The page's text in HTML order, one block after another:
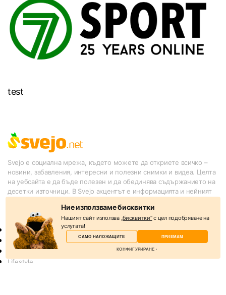
test
Svejo е социална мрежа, където можете да откриете всичко –
новини, забавления, интересни и полезни снимки и видеа. Целта
на уебсайта е да бъде полезен и да обединява съдържанието на
десетки източници. В Svejo акцентът е информацията и нейният
КАТЕГОРИИ
Новини
Слухове
Спорт
Lifestyle
Ние използваме бисквитки
Нашият сайт използва „бисквитки“с цел подобряване на
услугата!
САМО НАЛОЖАЩИТЕ ПРИЕМАМ
КОНФИГУРИРАНЕ